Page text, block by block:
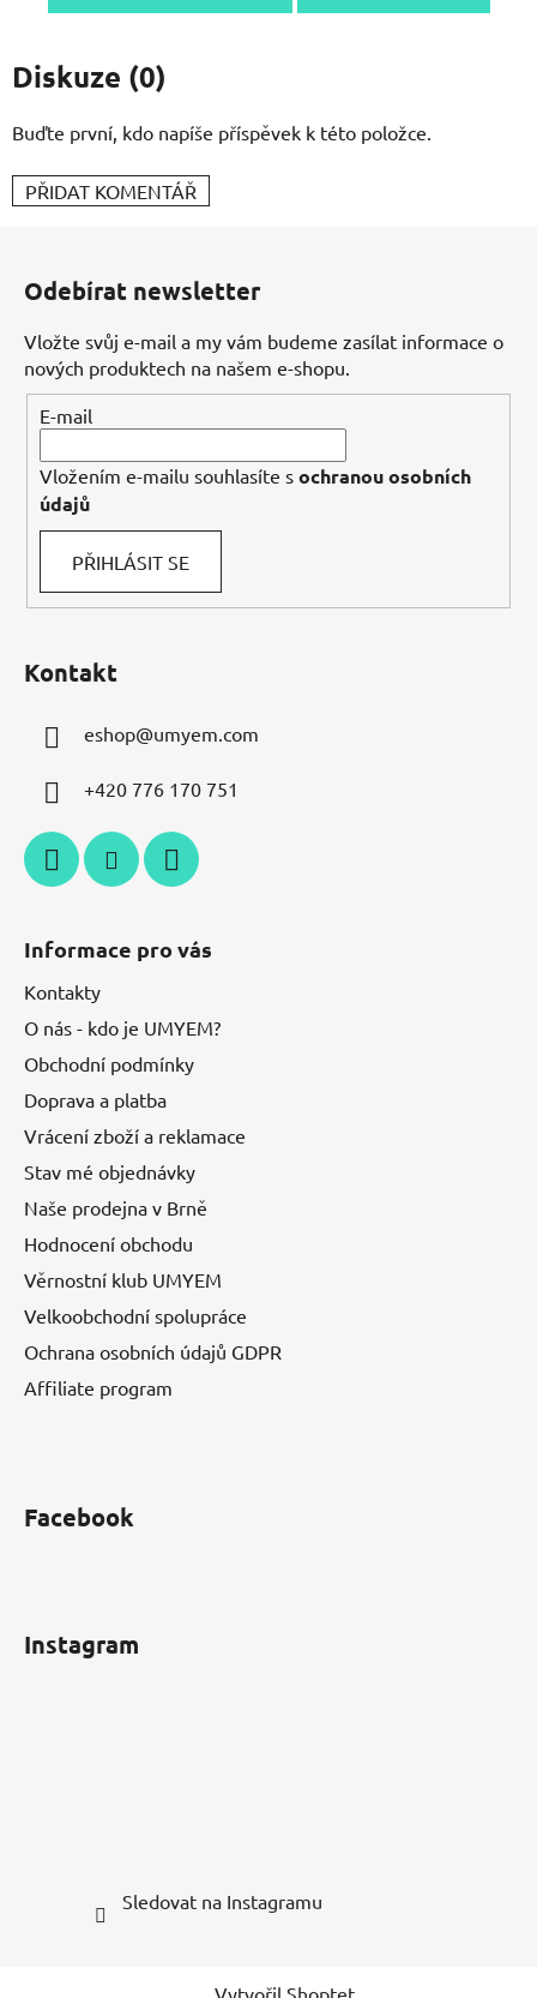
Diskuze (0)
Buďte první, kdo napíše příspěvek k této položce.
PŘIDAT KOMENTÁŘ
Odebírat newsletter
Vložte svůj e-mail a my vám budeme zasílat informace o
nových produktech na našem e-shopu.
E-mail
Vložením e-mailu souhlasíte s ochranou osobních
údajů
PŘIHLÁSIT SE
Kontakt
eshop@umyem.com
+420 776 170 751
Informace pro vás
Kontakty
O nás - kdo je UMYEM?
Obchodní podmínky
Doprava a platba
Vrácení zboží a reklamace
Stav mé objednávky
Naše prodejna v Brně
Hodnocení obchodu
Věrnostní klub UMYEM
Velkoobchodní spolupráce
Ochrana osobních údajů GDPR
Affiliate program
Facebook
Instagram
Sledovat na Instagramu
Vytvořil Shoptet